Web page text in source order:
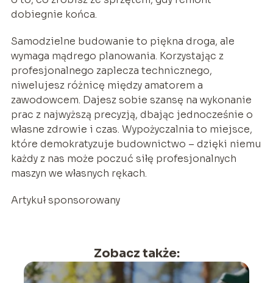
dobiegnie końca.
Samodzielne budowanie to piękna droga, ale
wymaga mądrego planowania. Korzystając z
profesjonalnego zaplecza technicznego,
niwelujesz różnicę między amatorem a
zawodowcem. Dajesz sobie szansę na wykonanie
prac z najwyższą precyzją, dbając jednocześnie o
własne zdrowie i czas. Wypożyczalnia to miejsce,
które demokratyzuje budownictwo – dzięki niemu
każdy z nas może poczuć siłę profesjonalnych
maszyn we własnych rękach.
Artykuł sponsorowany
Zobacz także: